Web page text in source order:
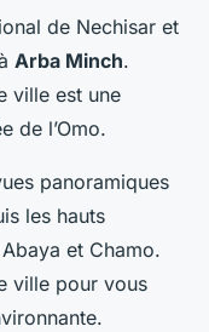
de Nechisar et
Arba Minch.
ville est une
de l’Omo.
panoramiques
les hauts
et Chamo.
ville pour vous